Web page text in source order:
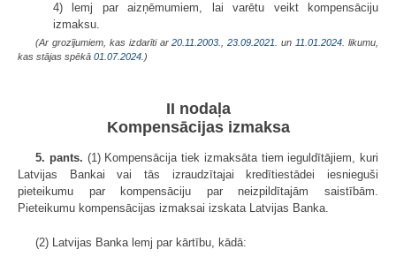
4) lemj par aizņēmumiem, lai varētu veikt kompensāciju
izmaksu.
(Ar grozījumiem, kas izdarīti ar20.11.2003. ,23.09.2021. un 11.01.2024 . likumu,
kas stājas spēkā 01.07.2024. )
II nodaļa
Kompensācijas izmaksa
5. pants. (1) Kompensācija tiek izmaksāta tiem ieguldītājiem, kuri
Latvijas Bankai vai tās izraudzītajai kredītiestādei iesnieguši
pieteikumu par kompensāciju par neizpildītajām saistībām.
Pieteikumu kompensācijas izmaksai izskata Latvijas Banka.
(2) Latvijas Banka lemj par kārtību, kādā: